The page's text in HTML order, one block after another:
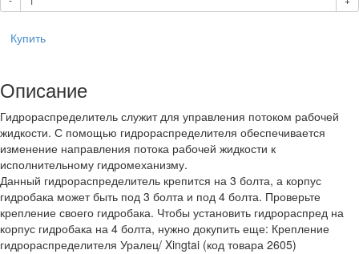
Купить
Описание
Гидрораспределитель служит для управления потоком рабочей
жидкости. С помощью гидрораспределителя обеспечивается
изменение направления потока рабочей жидкости к
исполнительному гидромеханизму.
Данный гидрораспределитель крепится на 3 болта, а корпус
гидробака может быть под 3 болта и под 4 болта. Проверьте
крепление своего гидробака. Чтобы установить гидрораспред на
корпус гидробака на 4 болта, нужно докупить еще: Крепление
гидрораспределителя Уралец/ Xingtai (код товара 2605)